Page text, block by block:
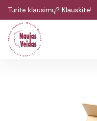
Turite klausimų? Klauskite!